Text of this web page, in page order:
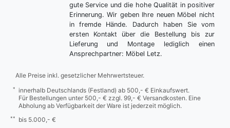
gute Service und die hohe Qualität in positiver
Erinnerung. Wir geben Ihre neuen Möbel nicht
in fremde Hände. Dadurch haben Sie vom
ersten Kontakt über die Bestellung bis zur
Lieferung und Montage lediglich einen
Ansprechpartner: Möbel Letz.
Alle Preise inkl. gesetzlicher Mehrwertsteuer.
*
innerhalb Deutschlands (Festland) ab 500,- € Einkaufswert.
Für Bestellungen unter 500,- € zzgl. 99,- € Versandkosten. Eine
Abholung ab Verfügbarkeit der Ware ist jederzeit möglich.
** bis 5.000,- €